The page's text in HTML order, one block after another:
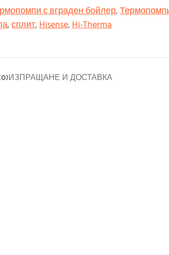
с вграден бойлер,
,сплит,Hisense,Hi-Therma
ИЗПРАЩАНЕ И ДОСТАВКА